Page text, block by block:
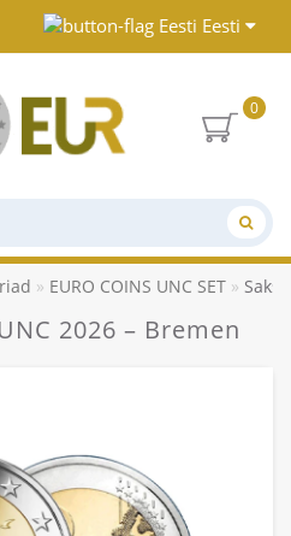
Eesti
0
EURO COINS UNC SET
2026 – Bremen